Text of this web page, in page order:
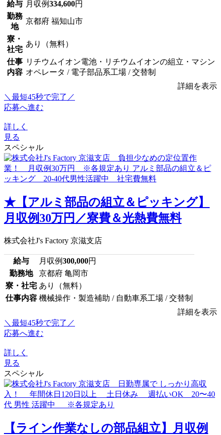
給与 月収例334,600円
勤務
地
京都府 福知山市
寮・
社宅
あり（無料）
仕事
内容
リチウムイオン電池・リチウムイオンの組立・マシン
オペレータ / 電子部品系工場 / 交替制
詳細を表示
＼最短45秒で完了／
応募へ進む
詳しく
見る
スペシャル
★【アルミ部品の組立＆ピッキング】
月収例30万円／寮費＆光熱費無料
株式会社J's Factory 京滋支店
給与 月収例300,000円
勤務地
京都府 亀岡市
寮・社宅 あり（無料）
仕事内容 機械操作・製造補助 / 自動車系工場 / 交替制
詳細を表示
＼最短45秒で完了／
応募へ進む
詳しく
見る
スペシャル
【ライン作業なしの部品組立】月収例